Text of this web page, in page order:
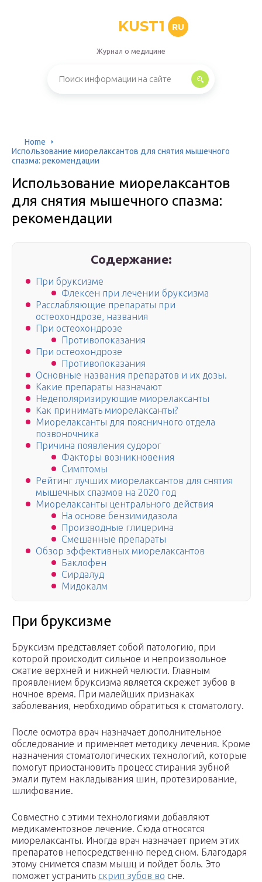
KUST1 RU
Журнал о медицине
Home
Использование миорелаксантов для снятия мышечного
спазма: рекомендации
Использование миорелаксантов
для снятия мышечного спазма:
рекомендации
Содержание:
При бруксизме
Флексен при лечении бруксизма
Расслабляющие препараты при
остеохондрозе, названия
При остеохондрозе
Противопоказания
При остеохондрозе
Противопоказания
Основные названия препаратов и их дозы.
Какие препараты назначают
Недеполяризирующие миорелаксанты
Как принимать миорелаксанты?
Миорелаксанты для поясничного отдела
позвоночника
Причина появления судорог
Факторы возникновения
Симптомы
Рейтинг лучших миорелаксантов для снятия
мышечных спазмов на 2020 год
Миорелаксанты центрального действия
На основе бензимидазола
Производные глицерина
Смешанные препараты
Обзор эффективных миорелаксантов
Баклофен
Сирдалуд
Мидокалм
При бруксизме
Бруксизм представляет собой патологию, при
которой происходит сильное и непроизвольное
сжатие верхней и нижней челюсти. Главным
проявлением бруксизма является скрежет зубов в
ночное время. При малейших признаках
заболевания, необходимо обратиться к стоматологу.
После осмотра врач назначает дополнительное
обследование и применяет методику лечения. Кроме
назначения стоматологических технологий, которые
помогут приостановить процесс стирания зубной
эмали путем накладывания шин, протезирование,
шлифование.
Совместно с этими технологиями добавляют
медикаментозное лечение. Сюда относятся
миорелаксанты. Иногда врач назначает прием этих
препаратов непосредственно перед сном. Благодаря
этому снимется спазм мышц и пойдет боль. Это
поможет устранить скрип зубов во сне.